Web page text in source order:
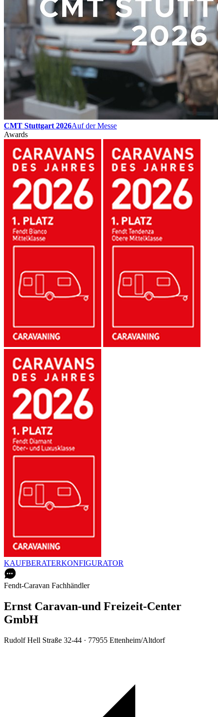
CMT Stuttgart 2026Auf der Messe
Awards
KAUFBERATERKONFIGURATOR
Fendt-Caravan Fachhändler
Ernst Caravan-und Freizeit-Center
GmbH
Rudolf Hell Straße 32-44 · 77955 Ettenheim/Altdorf